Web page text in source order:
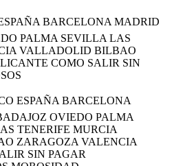
BARCELONA MADRID
PALMA SEVILLA LAS
VALLADOLID BILBAO
COMO SALIR SIN